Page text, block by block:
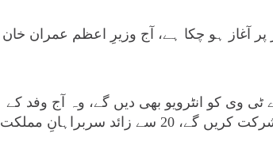
آغاز ہو چکا ہے، آج وزیرِ اعظم عمران خان
وی کو انٹرویو بھی دیں گے، وہ آج وفد کے
ہمراہ اولمپک ویلیج میں سرمائی اولمپکس کی افتتاحی تقریب میں شرکت کریں گے، 20 سے زائد سربراہانِ مملکت